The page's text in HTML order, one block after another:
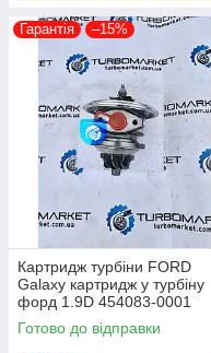
Гарантія –15%
Картридж турбіни FORD
Galaxy картридж у турбіну
форд 1.9D 454083-0001
454065-0002 454082-0001
454097-1
Готово до відправки